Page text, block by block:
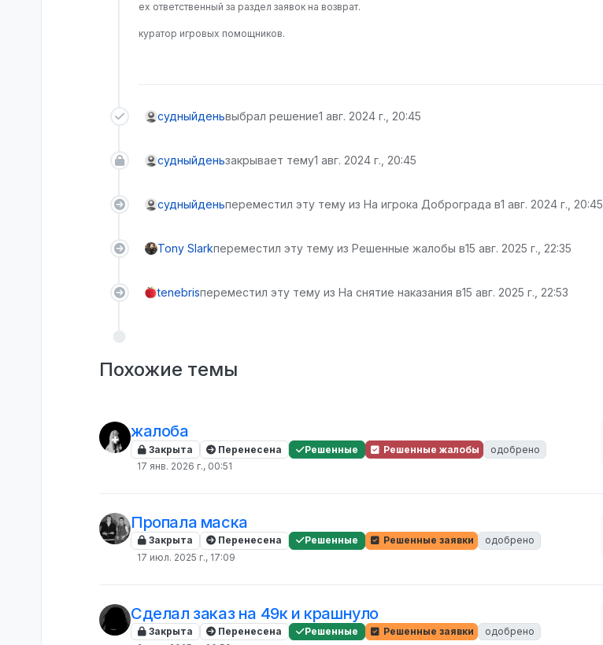
ex ответственный за раздел заявок на возврат.
куратор игровых помощников.
судныйденьвыбрал решение1 авг. 2024 г., 20:45
судныйденьзакрывает тему1 авг. 2024 г., 20:45
судныйденьпереместил эту тему из На игрока Доброграда в1 авг. 2024 г., 20:45
Tony Slarkпереместил эту тему из Решенные жалобы в15 авг. 2025 г., 22:35
tenebrisпереместил эту тему из На снятие наказания в15 авг. 2025 г., 22:53
Похожие темы
жалоба
Закрыта Перенесена Решенные Решенные жалобы
одобрено
17 янв. 2026 г., 00:51
Пропала маска
Закрыта Перенесена Решенные Решенные заявки
одобрено
17 июл. 2025 г., 17:09
Сделал заказ на 49к и крашнуло
Закрыта Перенесена Решенные Решенные заявки
одобрено